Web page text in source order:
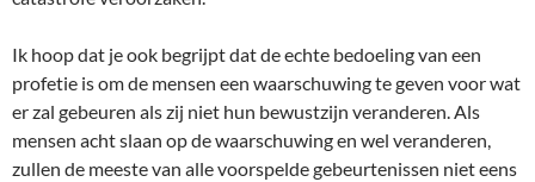
Ik hoop dat je ook begrijpt dat de echte bedoeling van een
profetie is om de mensen een waarschuwing te geven voor wat
er zal gebeuren als zij niet hun bewustzijn veranderen. Als
mensen acht slaan op de waarschuwing en wel veranderen,
zullen de meeste van alle voorspelde gebeurtenissen niet eens